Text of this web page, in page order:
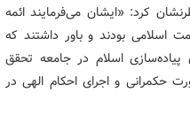
کرد: «ایشان می‌فرمایند ائمه
اسلامی بودند و باور داشتند که
اسلام در جامعه تحقق
حکمرانی و اجرای احکام الهی در